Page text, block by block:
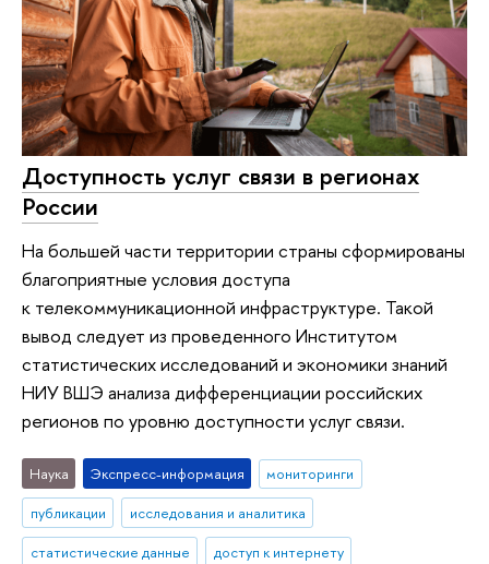
Доступность услуг связи в регионах
России
На большей части территории страны сформированы
благоприятные условия доступа
к телекоммуникационной инфраструктуре. Такой
вывод следует из проведенного Институтом
статистических исследований и экономики знаний
НИУ ВШЭ анализа дифференциации российских
регионов по уровню доступности услуг связи.
Наука Экспресс-информация
мониторинги
публикации
исследования и аналитика
статистические данные
доступ к интернету